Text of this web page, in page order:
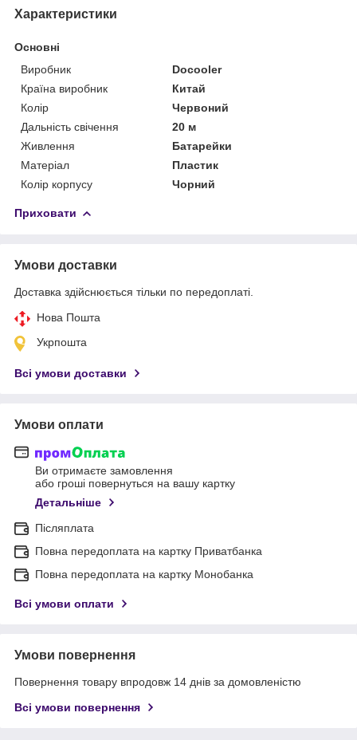
Характеристики
Основні
Виробник
Docooler
Країна виробник
Китай
Колір
Червоний
Дальність свічення
20 м
Живлення
Батарейки
Матеріал
Пластик
Колір корпусу
Чорний
Приховати
Умови доставки
Доставка здійснюється тільки по передоплаті.
Нова Пошта
Укрпошта
Всі умови доставки
Умови оплати
Ви отримаєте замовлення
або гроші повернуться на вашу картку
Детальніше
Післяплата
Повна передоплата на картку Приватбанка
Повна передоплата на картку Монобанка
Всі умови оплати
Умови повернення
Повернення товару впродовж 14 днів за домовленістю
Всі умови повернення